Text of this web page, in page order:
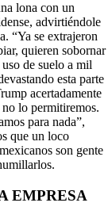
lona con un
advirtiéndole
“Ya se extrajeron
quieren sobornar
de suelo a mil
esta parte
acertadamente
lo permitiremos.
para nada”,
que un loco
son gente
EMPRESA